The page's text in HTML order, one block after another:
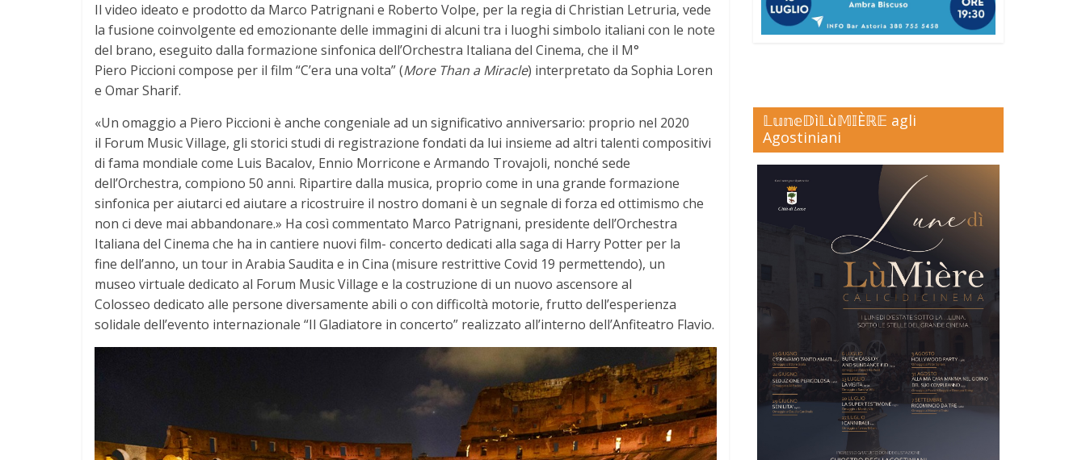
Il video ideato e prodotto da Marco Patrignani e Roberto Volpe, per la regia di Christian Letruria, vede
la fusione coinvolgente ed emozionante delle immagini di alcuni tra i luoghi simbolo italiani con le note
del brano, eseguito dalla formazione sinfonica dell’Orchestra Italiana del Cinema, che il M°
Piero Piccioni compose per il film “C’era una volta” (More Than a Miracle) interpretato da Sophia Loren
e Omar Sharif.
«Un omaggio a Piero Piccioni è anche congeniale ad un significativo anniversario: proprio nel 2020
il Forum Music Village, gli storici studi di registrazione fondati da lui insieme ad altri talenti compositivi
di fama mondiale come Luis Bacalov, Ennio Morricone e Armando Trovajoli, nonché sede
dell’Orchestra, compiono 50 anni. Ripartire dalla musica, proprio come in una grande formazione
sinfonica per aiutarci ed aiutare a ricostruire il nostro domani è un segnale di forza ed ottimismo che
non ci deve mai abbandonare.» Ha così commentato Marco Patrignani, presidente dell’Orchestra
Italiana del Cinema che ha in cantiere nuovi film- concerto dedicati alla saga di Harry Potter per la
fine dell’anno, un tour in Arabia Saudita e in Cina (misure restrittive Covid 19 permettendo), un
museo virtuale dedicato al Forum Music Village e la costruzione di un nuovo ascensore al
Colosseo dedicato alle persone diversamente abili o con difficoltà motorie, frutto dell’esperienza
solidale dell’evento internazionale “Il Gladiatore in concerto” realizzato all’interno dell’Anfiteatro Flavio.
𝕃𝕦𝕟𝕖𝔻ì𝕃ù𝕄𝕀Èℝ𝔼 agli
Agostiniani